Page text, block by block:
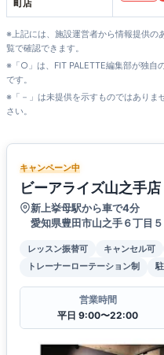
町店
※上記には、施設運営者から情報提供の
覧で確認できます。
※「○」は、FIT PALETTE編集部が独自
です。
※「－」は未提供を示すものではありま
さい。
キャンペーン中
ビーアライズ山之手店
新上挙母駅から車で4分
愛知県豊田市山之手６丁目
レッスン振替可 キャンセル可
トレーナーローテーション制
営業時間
平日 9:00〜22:00